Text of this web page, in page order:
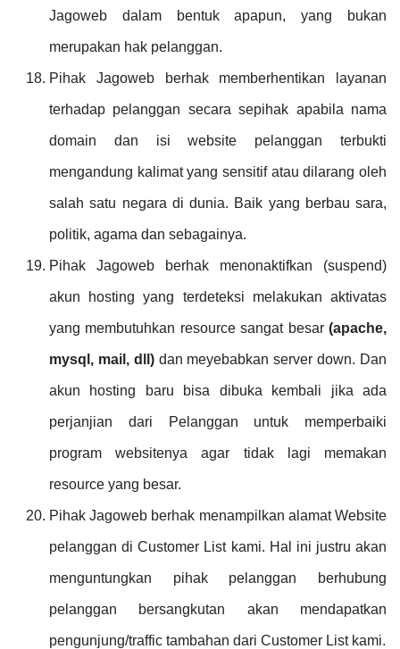
Jagoweb dalam bentuk apapun, yang bukan
merupakan hak pelanggan.
Pihak Jagoweb berhak memberhentikan layanan
terhadap pelanggan secara sepihak apabila nama
domain dan isi website pelanggan terbukti
mengandung kalimat yang sensitif atau dilarang oleh
salah satu negara di dunia. Baik yang berbau sara,
politik, agama dan sebagainya.
Pihak Jagoweb berhak menonaktifkan (suspend)
akun hosting yang terdeteksi melakukan aktivatas
yang membutuhkan resource sangat besar (apache,
mysql, mail, dll)dan meyebabkan server down. Dan
akun hosting baru bisa dibuka kembali jika ada
perjanjian dari Pelanggan untuk memperbaiki
program websitenya agar tidak lagi memakan
resource yang besar.
Pihak Jagoweb berhak menampilkan alamat Website
pelanggan di Customer List kami. Hal ini justru akan
menguntungkan pihak pelanggan berhubung
pelanggan bersangkutan akan mendapatkan
pengunjung/traffic tambahan dari Customer List kami.